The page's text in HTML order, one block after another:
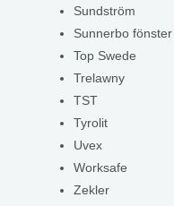
Sundström
Sunnerbo fönster
Top Swede
Trelawny
TST
Tyrolit
Uvex
Worksafe
Zekler